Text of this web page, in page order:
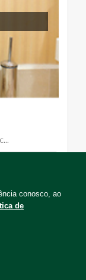
serviços!
conosco, ao
de